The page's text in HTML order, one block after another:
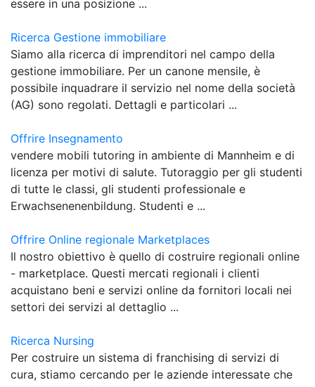
essere in una posizione ...
Ricerca Gestione immobiliare
Siamo alla ricerca di imprenditori nel campo della
gestione immobiliare. Per un canone mensile, è
possibile inquadrare il servizio nel nome della società
(AG) sono regolati. Dettagli e particolari ...
Offrire Insegnamento
vendere mobili tutoring in ambiente di Mannheim e di
licenza per motivi di salute. Tutoraggio per gli studenti
di tutte le classi, gli studenti professionale e
Erwachsenenenbildung. Studenti e ...
Offrire Online regionale Marketplaces
Il nostro obiettivo è quello di costruire regionali online
- marketplace. Questi mercati regionali i clienti
acquistano beni e servizi online da fornitori locali nei
settori dei servizi al dettaglio ...
Ricerca Nursing
Per costruire un sistema di franchising di servizi di
cura, stiamo cercando per le aziende interessate che